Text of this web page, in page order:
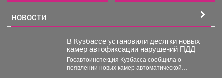
НОВОСТИ
В Кузбассе установили десятки новых
камер автофиксации нарушений ПДД
Госавтоинспекция Кузбасса сообщила о
появлении новых камер автоматической